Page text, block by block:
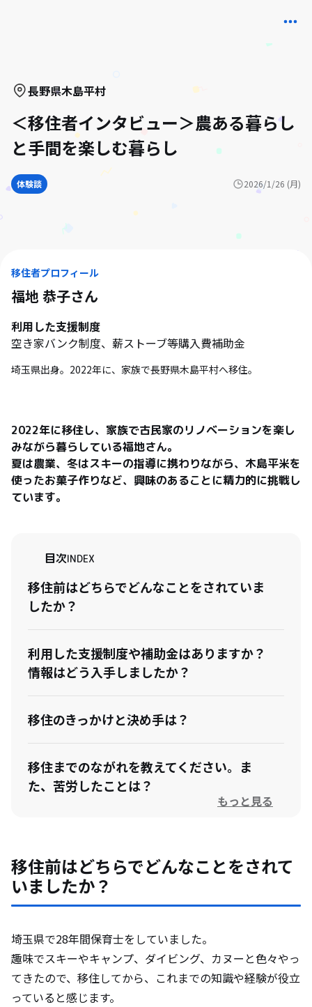
長野県木島平村
＜移住者インタビュー＞農ある暮らし
と手間を楽しむ暮らし
体験談 2026/1/26 (月)
移住者プロフィール
福地 恭子さん
利用した支援制度
空き家バンク制度、薪ストーブ等購入費補助金
埼玉県出身。2022年に、家族で長野県木島平村へ移住。
2022年に移住し、家族で古民家のリノベーションを楽し
みながら暮らしている福地さん。
夏は農業、冬はスキーの指導に携わりながら、木島平米を
使ったお菓子作りなど、興味のあることに精力的に挑戦し
ています。
目次INDEX
移住前はどちらでどんなことをされていま
したか？
利用した支援制度や補助金はありますか？
情報はどう入手しましたか？
移住のきっかけと決め手は？
移住までのながれを教えてください。ま
た、苦労したことは？
現在はどのような暮らしをしていますか？
地域とのつながりはどうしていますか？地
域の人たちの印象は？
もっと見る
移住前はどちらでどんなことをされて
いましたか？
埼玉県で28年間保育士をしていました。
趣味でスキーやキャンプ、ダイビング、カヌーと色々やっ
てきたので、移住してから、これまでの知識や経験が役立
っていると感じます。